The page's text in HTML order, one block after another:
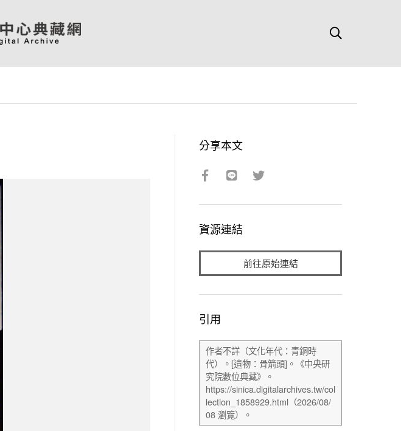
分享本文
資源連結
前往原始連結
引用